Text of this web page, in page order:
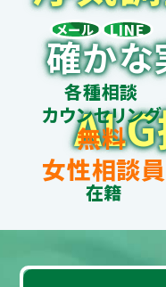
確かな
メール LINE
各種相談
カウンセリング
無料
女性相談員
在籍